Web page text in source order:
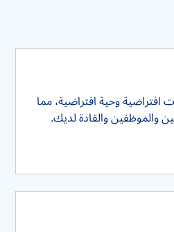
وحية افتراضية، مما
والموظفين والقادة لديك.